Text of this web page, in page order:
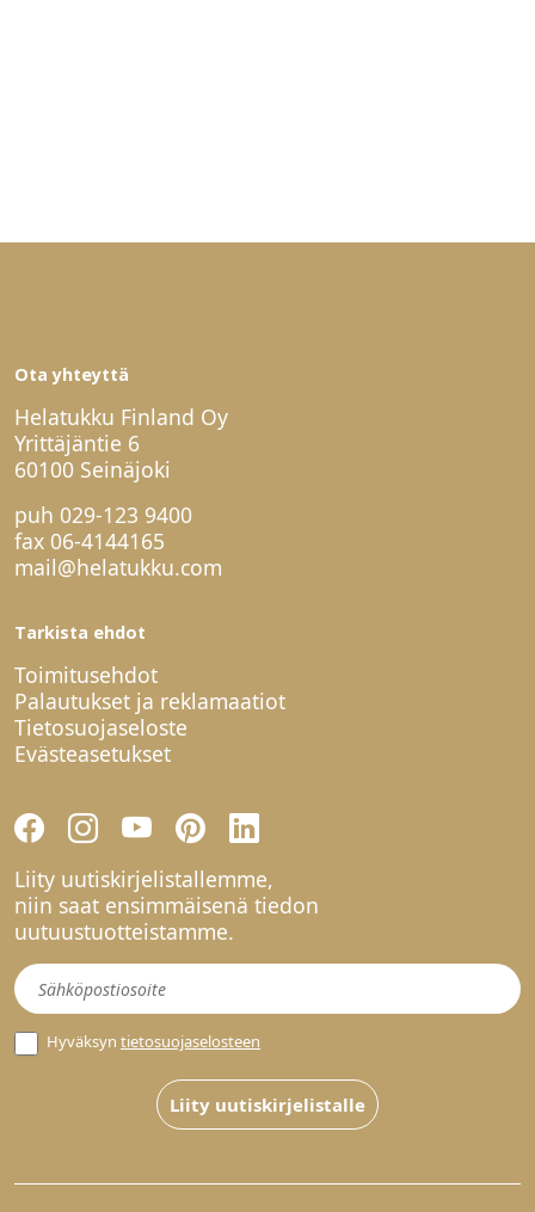
Ota yhteyttä
Helatukku Finland Oy
Yrittäjäntie 6
60100 Seinäjoki
puh 029-123 9400
fax 06-4144165
mail@helatukku.com
Tarkista ehdot
Toimitusehdot
Palautukset ja reklamaatiot
Tietosuojaseloste
Evästeasetukset
Liity uutiskirjelistallemme,
niin saat ensimmäisenä tiedon
uutuustuotteistamme.
Uutiskirje
Hyväksyn tietosuojaselosteen
Liity uutiskirjelistalle